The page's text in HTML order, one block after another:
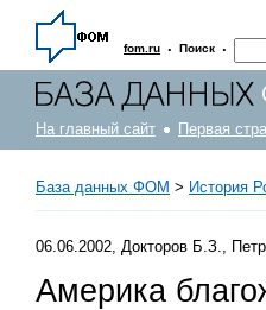
fom.ru · Поиск ·
На главный сайт Первая
База данных ФОМ > История
06.06.2002, Докторов Б.З.,
Америка